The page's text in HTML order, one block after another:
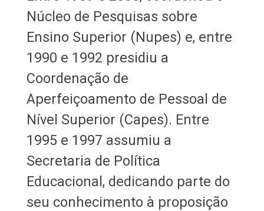
Núcleo de Pesquisas sobre
Ensino Superior (Nupes) e, entre
1990 e 1992 presidiu a
Coordenação de
Aperfeiçoamento de Pessoal de
Nível Superior (Capes). Entre
1995 e 1997 assumiu a
Secretaria de Política
Educacional, dedicando parte do
seu conhecimento à proposição